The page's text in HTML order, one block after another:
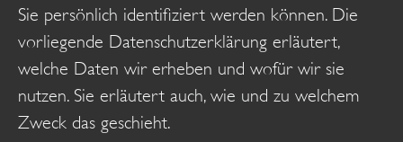
Sie persönlich identifiziert werden können. Die
vorliegende Datenschutzerklärung erläutert,
welche Daten wir erheben und wofür wir sie
nutzen. Sie erläutert auch, wie und zu welchem
Zweck das geschieht.